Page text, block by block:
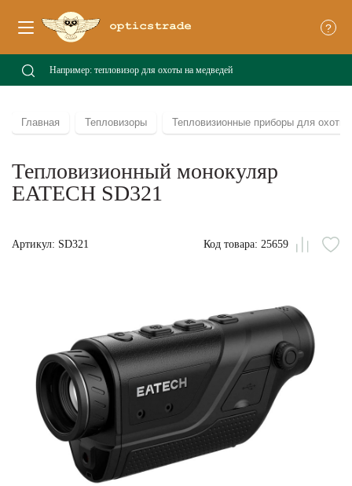
?
Главная Тепловизоры Тепловизионные приборы для охоты
Тепловизионный монокуляр
EATECH SD321
Артикул: SD321 Код товара: 25659